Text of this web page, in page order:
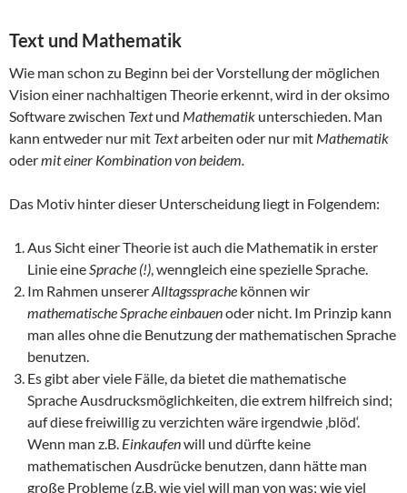
Text und Mathematik
Wie man schon zu Beginn bei der Vorstellung der möglichen
Vision einer nachhaltigen Theorie erkennt, wird in der oksimo
Software zwischen Textund Mathematik unterschieden. Man
kann entweder nur mit Textarbeiten oder nur mit Mathematik
odermit einer Kombination von beidem.
Das Motiv hinter dieser Unterscheidung liegt in Folgendem:
Aus Sicht einer Theorie ist auch die Mathematik in erster
Linie eine Sprache (!) , wenngleich eine spezielle Sprache.
Im Rahmen unsererAlltagssprache können wir
mathematische Sprache einbauenoder nicht. Im Prinzip kann
man alles ohne die Benutzung der mathematischen Sprache
benutzen.
Es gibt aber viele Fälle, da bietet die mathematische
Sprache Ausdrucksmöglichkeiten, die extrem hilfreich sind;
auf diese freiwillig zu verzichten wäre irgendwie ‚blöd‘.
Wenn man z.B. Einkaufenwill und dürfte keine
mathematischen Ausdrücke benutzen, dann hätte man
große Probleme (z.B. wie viel will man von was; wie viel